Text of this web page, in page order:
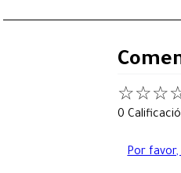
☆☆☆
0
Por